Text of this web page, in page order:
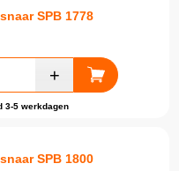
SPB 1778
3-5 werkdagen
SPB 1800